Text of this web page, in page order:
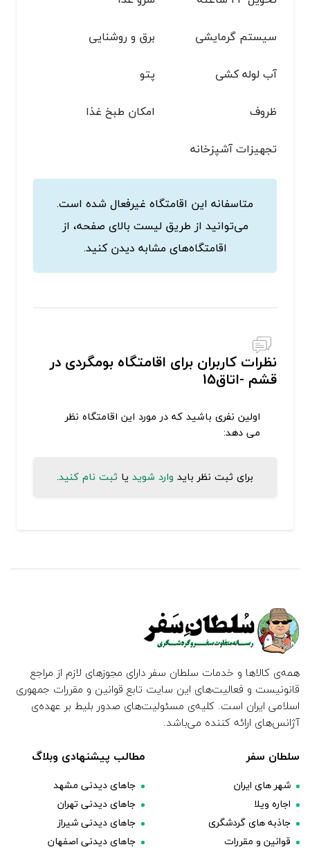
سیستم گرمایشی
برق و روشنایی
آب لوله کشی
پتو
ظروف
امکان طبخ غذا
تجهیزات آشپزخانه
متاسفانه این اقامتگاه غیرفعال شده است.
می‌توانید از طریق لیست بالای صفحه، از
اقامتگاه‌های مشابه دیدن کنید.
نظرات کاربران برای اقامتگاه بومگردی در
قشم -اتاق15
اولین نفری باشید که در مورد این اقامتگاه نظر
می دهد:
برای ثبت نظر باید وارد شوید یا ثبت نام کنید.
همه‌ی کالاها و خدمات سلطان سفر دارای مجوزهای لازم از مراجع
قانونیست و فعالیت‌های این سایت تابع قوانین و مقررات جمهوری
اسلامی ایران است. کلیه‌ی مسئولیت‌های صدور بلیط بر عهده‌ی
آژانس‌های ارائه کننده می‌باشد.
سلطان سفر
شهر های ایران
اجاره ویلا
جاذبه های گردشگری
قوانین و مقررات
مطالب پیشنهادی وبلاگ
جاهای دیدنی مشهد
جاهای دیدنی تهران
جاهای دیدنی شیراز
جاهای دیدنی اصفهان